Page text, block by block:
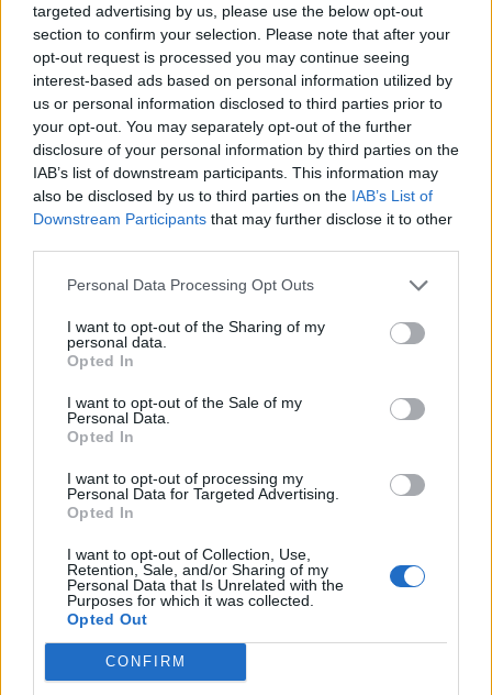
targeted advertising by us, please use the below opt-out
section to confirm your selection. Please note that after your
opt-out request is processed you may continue seeing
interest-based ads based on personal information utilized by
us or personal information disclosed to third parties prior to
your opt-out. You may separately opt-out of the further
disclosure of your personal information by third parties on the
IAB’s list of downstream participants. This information may
also be disclosed by us to third parties on the IAB’s List of
Downstream Participants that may further disclose it to other
Personal Data Processing Opt Outs
I want to opt-out of the Sharing of my
personal data.
Opted In
I want to opt-out of the Sale of my
Personal Data.
Opted In
I want to opt-out of processing my
Personal Data for Targeted Advertising.
Opted In
I want to opt-out of Collection, Use,
Retention, Sale, and/or Sharing of my
Personal Data that Is Unrelated with the
Purposes for which it was collected.
Opted Out
CONFIRM
Actus Info
Pourquoi le bouton start/stop disparaît
des voitures électriques
Auto Pour Vous 5 août 2026
Actus Info
Aston Martin au bord du gouffre : crise